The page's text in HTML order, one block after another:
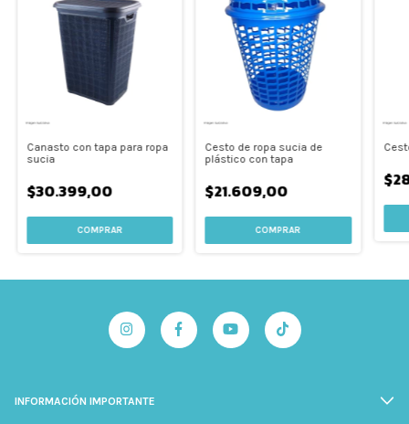
Canasto con tapa para ropa
sucia
$30.399,00
COMPRAR
Cesto de ropa sucia de
plástico con tapa
$21.609,00
INFORMACIÓN IMPORTANTE